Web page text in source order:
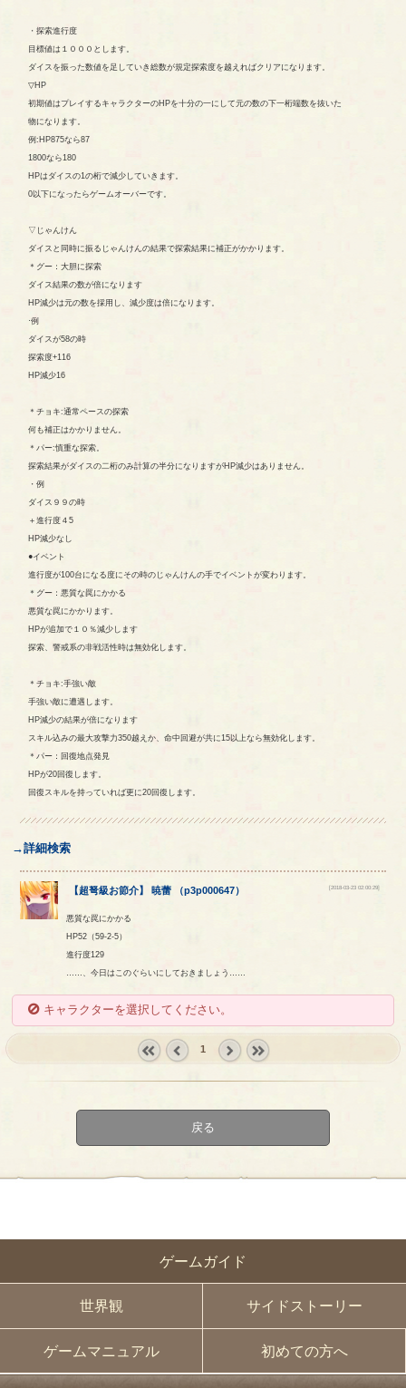
ゲームガイド
世界観 サイドストーリー
ゲームマニュアル 初めての方へ
・探索進行度
目標値は１０００とします。
ダイスを振った数値を足していき総数が規定探索度を越えればクリアになります。
▽HP
初期値はプレイするキャラクターのHPを十分の一にして元の数の下一桁端数を抜いた
物になります。
例:HP875なら87
1800なら180
HPはダイスの1の桁で減少していきます。
0以下になったらゲームオーバーです。
▽じゃんけん
ダイスと同時に振るじゃんけんの結果で探索結果に補正がかかります。
＊グー：大胆に探索
ダイス結果の数が倍になります
HP減少は元の数を採用し、減少度は倍になります。
·例
ダイスが58の時
探索度+116
HP減少16
＊チョキ:通常ペースの探索
何も補正はかかりません。
＊パー:慎重な探索。
探索結果がダイスの二桁のみ計算の半分になりますがHP減少はありません。
・例
ダイス９９の時
＋進行度４5
HP減少なし
●イベント
進行度が100台になる度にその時のじゃんけんの手でイベントが変わります。
＊グー：悪質な罠にかかる
悪質な罠にかかります。
HPが追加で１０％減少します
探索、警戒系の非戦活性時は無効化します。
＊チョキ:手強い敵
手強い敵に遭遇します。
HP減少の結果が倍になります
スキル込みの最大攻撃力350越えか、命中回避が共に15以上なら無効化します。
＊パー：回復地点発見
HPが20回復します。
回復スキルを持っていれば更に20回復します。
→詳細検索
【超弩級お節介】暁蕾 （p3p000647） [2018-03-23 02:00:29]
悪質な罠にかかる
HP52（59-2-5）
進行度129
……、今日はこのぐらいにしておきましょう……
キャラクターを選択してください。
1
戻る